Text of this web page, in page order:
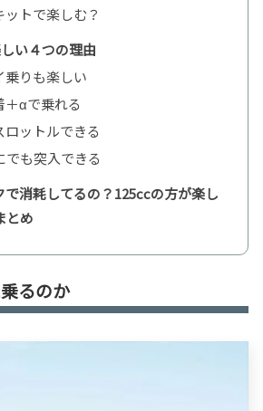
ットで楽しむ？
い４つの理由
乗りも楽しい
＋αで乗れる
ロットルできる
でも突入できる
で消耗してるの？125ccの方が楽し
とめ
るのか